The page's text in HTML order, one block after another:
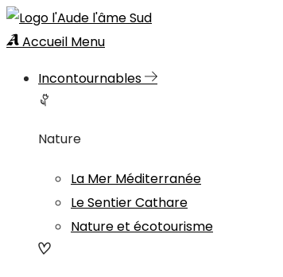
Accueil Menu
Incontournables
Nature
La Mer Méditerranée
Le Sentier Cathare
Nature et écotourisme